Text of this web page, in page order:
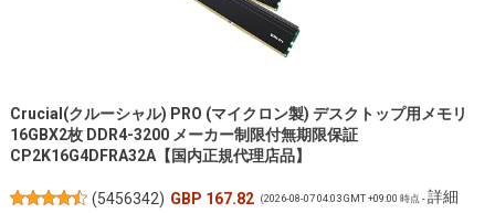
Crucial(クルーシャル) PRO (マイクロン製) デスクトップ用メモリ
16GBX2枚 DDR4-3200 メーカー制限付無期限保証
CP2K16G4DFRA32A【国内正規代理店品】
(5456342) GBP 167.82 (2026-08-07 04:03 GMT +09:00 時点 -詳細